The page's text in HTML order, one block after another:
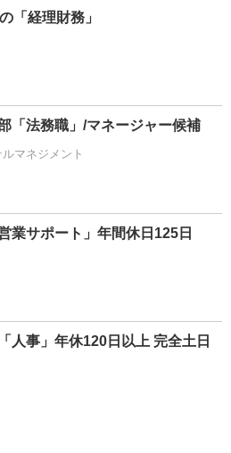
「経理財務」
「法務職」/マネージャー候補
マネジメント
業サポート」年間休日125日
人事」年休120日以上 完全土日